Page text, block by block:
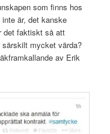
som finns hos
är, det kanske
det faktiskt så att
mycket värda?
av Erik